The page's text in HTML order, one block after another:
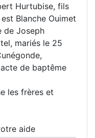
Hurtubise, fils
Blanche Ouimet
de Joseph
mariés le 25
de baptême
les frères et
aide